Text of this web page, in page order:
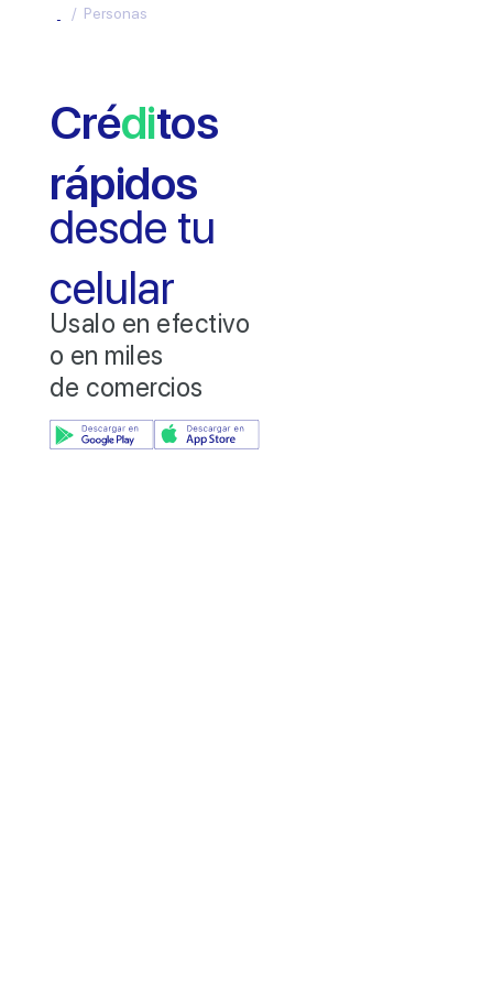
/Personas
Créditos
rápidos
desde tu
celular
Usalo en efectivo
o en miles
de comercios